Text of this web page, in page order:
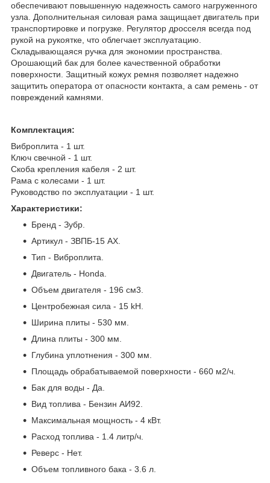
обеспечивают повышенную надежность самого нагруженного
узла. Дополнительная силовая рама защищает двигатель при
транспортировке и погрузке. Регулятор дросселя всегда под
рукой на рукоятке, что облегчает эксплуатацию.
Складывающаяся ручка для экономии пространства.
Орошающий бак для более качественной обработки
поверхности. Защитный кожух ремня позволяет надежно
защитить оператора от опасности контакта, а сам ремень - от
повреждений камнями.
Комплектация:
Виброплита - 1 шт.
Ключ свечной - 1 шт.
Скоба крепления кабеля - 2 шт.
Рама с колесами - 1 шт.
Руководство по эксплуатации - 1 шт.
Характеристики:
Бренд - Зубр.
Артикул - ЗВПБ-15 АХ.
Тип - Виброплита.
Двигатель - Honda.
Объем двигателя - 196 см3.
Центробежная сила - 15 kH.
Ширина плиты - 530 мм.
Длина плиты - 300 мм.
Глубина уплотнения - 300 мм.
Площадь обрабатываемой поверхности - 660 м2/ч.
Бак для воды - Да.
Вид топлива - Бензин АИ92.
Максимальная мощность - 4 кВт.
Расход топлива - 1.4 литр/ч.
Реверс - Нет.
Объем топливного бака - 3.6 л.